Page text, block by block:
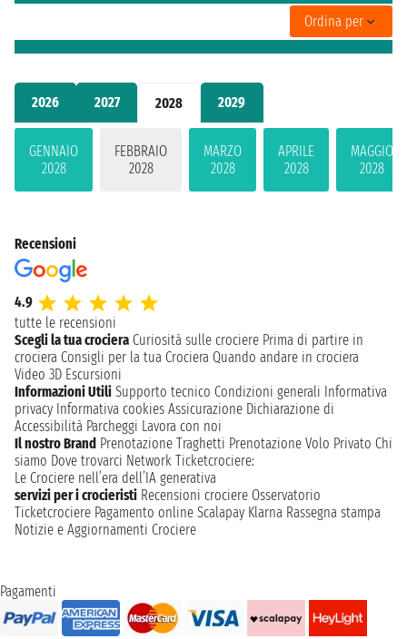
2026 2027 2028 2029
GENNAIO
2028
FEBBRAIO
2028
MARZO
2028
APRILE
2028
MAGGIO
2028
Ordina per
Recensioni
4.9
tutte le recensioni
Scegli la tua crociera Curiosità sulle crociere Prima di partire in
crociera Consigli per la tua Crociera Quando andare in crociera
Video 3D Escursioni
Informazioni Utili Supporto tecnico Condizioni generali Informativa
privacy Informativa cookies Assicurazione Dichiarazione di
Accessibilità Parcheggi Lavora con noi
Il nostro Brand Prenotazione Traghetti Prenotazione Volo Privato Chi
siamo Dove trovarci Network Ticketcrociere:
Le Crociere nell’era dell’IA generativa
servizi per i crocieristi Recensioni crociere Osservatorio
Ticketcrociere Pagamento online Scalapay Klarna Rassegna stampa
Notizie e Aggiornamenti Crociere
Pagamenti